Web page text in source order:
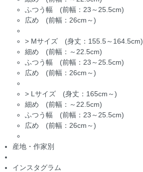
ふつう幅 (前幅：23～25.5cm)
広め (前幅：26cm～)
> Mサイズ (身丈：155.5～164.5cm)
細め (前幅：～22.5cm)
ふつう幅 (前幅：23～25.5cm)
広め (前幅：26cm～)
> Lサイズ (身丈：165cm～)
細め (前幅：～22.5cm)
ふつう幅 (前幅：23～25.5cm)
広め (前幅：26cm～)
産地・作家別
インスタグラム